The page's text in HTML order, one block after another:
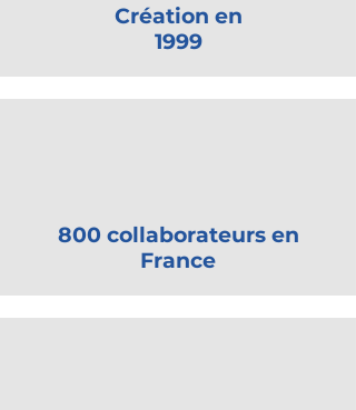
Création en
1999
800 collaborateurs en
France